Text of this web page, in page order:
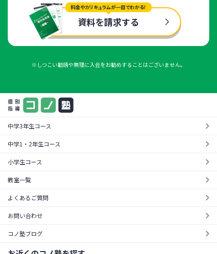
料金やカリキュラムが一目でわかる！
資料を請求する
※しつこい勧誘や無理に入会をお勧めすることはございません。
中学3年生コース
中学1・2年生コース
小学生コース
教室一覧
よくあるご質問
お問い合わせ
コノ塾ブログ